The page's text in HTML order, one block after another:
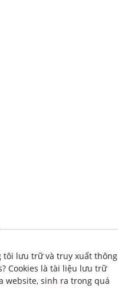
tôi lưu trữ và truy xuất thông
Cookies là tài liệu lưu trữ
website, sinh ra trong quá